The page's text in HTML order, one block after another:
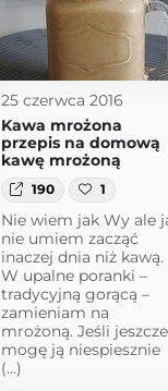
25 czerwca 2016
Kawa mrożona
przepis na domową
kawę mrożoną
190 1
Nie wiem jak Wy ale
nie umiem zacząć
inaczej dnia niż kawą.
W upalne poranki –
tradycyjną gorącą –
zamieniam na
mrożoną. Jeśli jeszcze
mogę ją niespiesznie
(...)